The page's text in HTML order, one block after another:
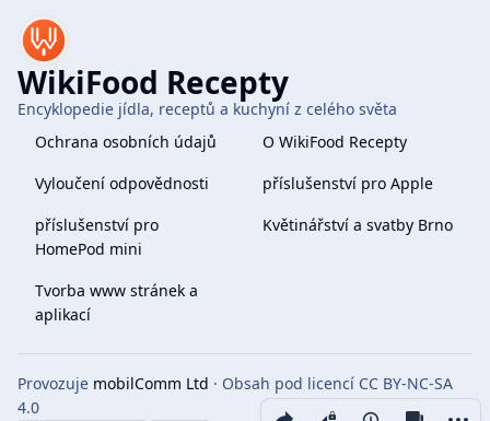
Share this page
WikiFood Recepty
Encyklopedie jídla, receptů a kuchyní z celého světa
Ochrana osobních údajů
O WikiFood Recepty
Vyloučení odpovědnosti
příslušenství pro Apple
příslušenství pro
HomePod mini
Květinářství a svatby Brno
Tvorba www stránek a
aplikací
Provozuje mobilComm Ltd · Obsah pod licencí CC BY-NC-SA
4.0